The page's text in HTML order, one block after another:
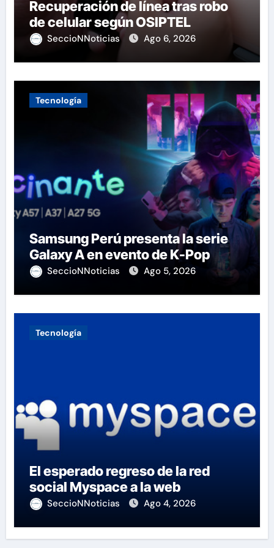
Recuperación de línea tras robo
de celular según OSIPTEL
SeccioNNoticias Ago 6, 2026
Tecnología
Samsung Perú presenta la serie
Galaxy A en evento de K-Pop
SeccioNNoticias Ago 5, 2026
Tecnología
El esperado regreso de la red
social Myspace a la web
SeccioNNoticias Ago 4, 2026